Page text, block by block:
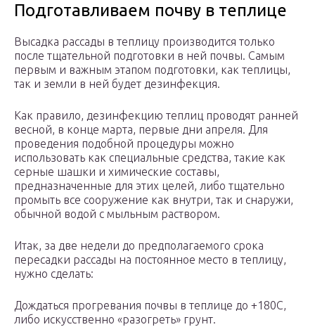
Подготавливаем почву в теплице
Высадка рассады в теплицу производится только
после тщательной подготовки в ней почвы. Самым
первым и важным этапом подготовки, как теплицы,
так и земли в ней будет дезинфекция.
Как правило, дезинфекцию теплиц проводят ранней
весной, в конце марта, первые дни апреля. Для
проведения подобной процедуры можно
использовать как специальные средства, такие как
серные шашки и химические составы,
предназначенные для этих целей, либо тщательно
промыть все сооружение как внутри, так и снаружи,
обычной водой с мыльным раствором.
Итак, за две недели до предполагаемого срока
пересадки рассады на постоянное место в теплицу,
нужно сделать:
Дождаться прогревания почвы в теплице до +180С,
либо искусственно «разогреть» грунт.